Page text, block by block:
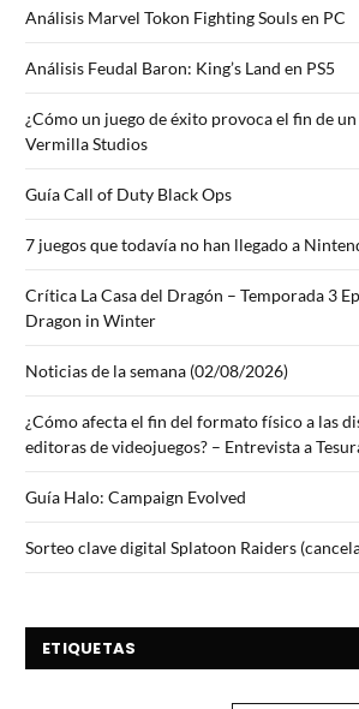
Análisis Marvel Tokon Fighting Souls en PC
Análisis Feudal Baron: King’s Land en PS5
¿Cómo un juego de éxito provoca el fin de
Vermilla Studios
Guía Call of Duty Black Ops
7 juegos que todavía no han llegado a
Crítica La Casa del Dragón – Temporada 3
Dragon in Winter
Noticias de la semana (02/08/2026)
¿Cómo afecta el fin del formato físico a las
editoras de videojuegos? – Entrevista a
Guía Halo: Campaign Evolved
Sorteo clave digital Splatoon Raiders
ETIQUETAS